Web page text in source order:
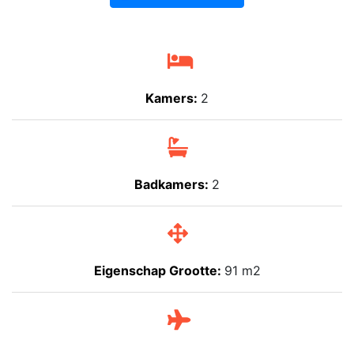
Kamers: 2
Badkamers: 2
Eigenschap Grootte: 91 m2